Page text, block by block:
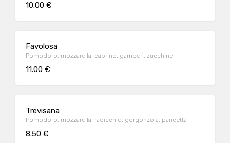
10.00 €
Favolosa
Pomodoro, mozzarella, caprino, gamberi, zucchine
11.00 €
Trevisana
Pomodoro, mozzarella, radicchio, gorgonzola, pancetta
8.50 €